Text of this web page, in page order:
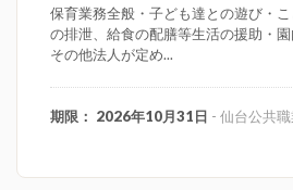
保育業務全般・子ども達との遊び・
の排泄、給食の配膳等生活の援助・
その他法人が定め...
期限： 2026年10月31日 - 仙台公共